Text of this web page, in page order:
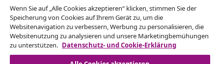
Schließen Sie sich über 700.000 Käufern an, die
wöchentliche Angebote, saisonale Aktionen und
Neuheiten von vidaXL erhalten.
Unsere Social-Media-Accounts
Wenn Sie auf „Alle Cookies akzeptieren“ klicken, stimmen Sie der
Speicherung von Cookies auf Ihrem Gerät zu, um die
Websitenavigation zu verbessern, Werbung zu personalisieren, die
Websitenutzung zu analysieren und unsere Marketingbemühungen
zu unterstützen. Datenschutz- und Cookie-Erklärung